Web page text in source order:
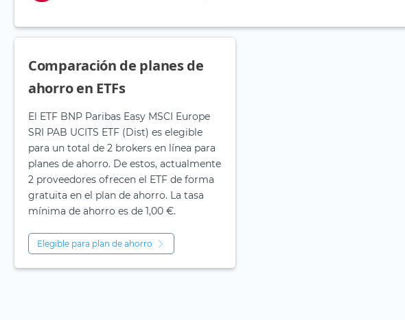
Comparación de planes de
ahorro en ETFs
El ETF BNP Paribas Easy MSCI Europe
SRI PAB UCITS ETF (Dist) es elegible
para un total de 2 brokers en línea para
planes de ahorro. De estos, actualmente
2 proveedores ofrecen el ETF de forma
gratuita en el plan de ahorro. La tasa
mínima de ahorro es de 1,00 €.
Elegible para plan de ahorro